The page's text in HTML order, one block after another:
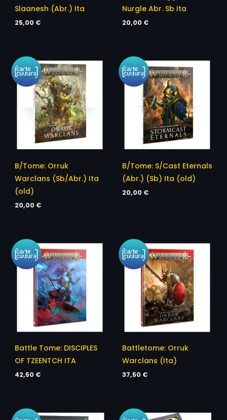
Slaanesh (Abr.) Ita
25,00 €
Nurgle Abr. Sb Ita
20,00 €
B/Tome: Orruk
Warclans (Sb/Abr.) Ita
(old)
20,00 €
B/Tome: S/Cast Eternals
(Abr.) (Sb) Ita (old)
20,00 €
Battle Tome: DISCIPLES
OF TZEENTCH ITA
42,50 €
Battletome: Orruk
Warclans (Ita)
37,50 €